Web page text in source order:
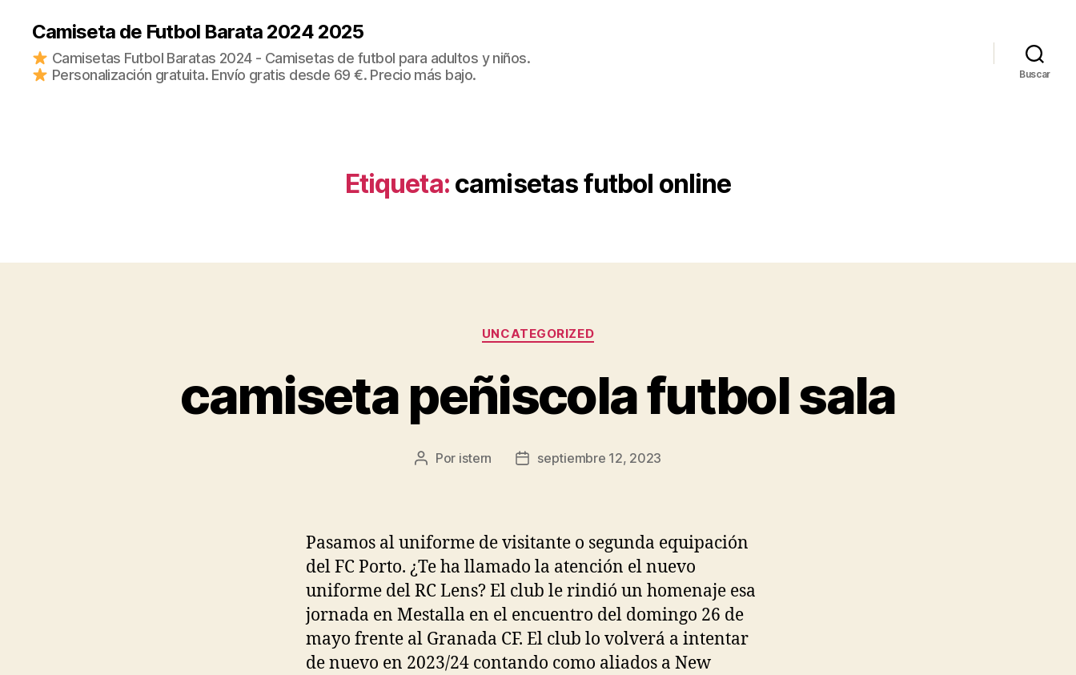
Camiseta de Futbol Barata 2024 2025
Camisetas Futbol Baratas 2024 - Camisetas de futbol para adultos y niños.
Personalización gratuita. Envío gratis desde 69 €. Precio más bajo.
Buscar
Etiqueta: camisetas futbol online
Categorías
UNCATEGORIZED
camiseta peñiscola futbol sala
Autor
Por istern
Fechaseptiembre 12, 2023
Pasamos al uniforme de visitante o segunda equipación
del FC Porto. ¿Te ha llamado la atención el nuevo
uniforme del RC Lens? El club le rindió un homenaje esa
jornada en Mestalla en el encuentro del domingo 26 de
mayo frente al Granada CF. El club lo volverá a intentar
de nuevo en 2023/24 contando como aliados a New